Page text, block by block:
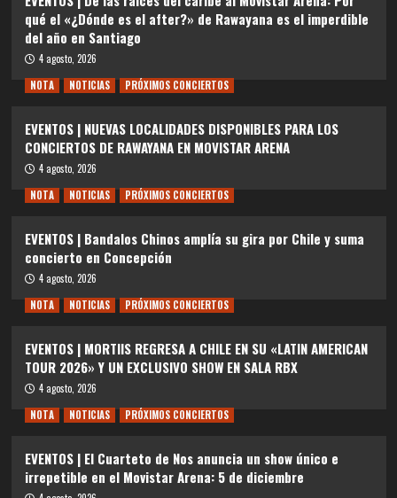
qué el «¿Dónde es el after?» de Rawayana es el imperdible
del año en Santiago
4 agosto, 2026
NOTA
NOTICIAS PRÓXIMOS CONCIERTOS
EVENTOS | NUEVAS LOCALIDADES DISPONIBLES PARA LOS
CONCIERTOS DE RAWAYANA EN MOVISTAR ARENA
4 agosto, 2026
NOTA
NOTICIAS PRÓXIMOS CONCIERTOS
EVENTOS | Bandalos Chinos amplía su gira por Chile y suma
concierto en Concepción
4 agosto, 2026
NOTA
NOTICIAS PRÓXIMOS CONCIERTOS
EVENTOS | MORTIIS REGRESA A CHILE EN SU «LATIN AMERICAN
TOUR 2026» Y UN EXCLUSIVO SHOW EN SALA RBX
4 agosto, 2026
NOTA
NOTICIAS PRÓXIMOS CONCIERTOS
EVENTOS | El Cuarteto de Nos anuncia un show único e
irrepetible en el Movistar Arena: 5 de diciembre